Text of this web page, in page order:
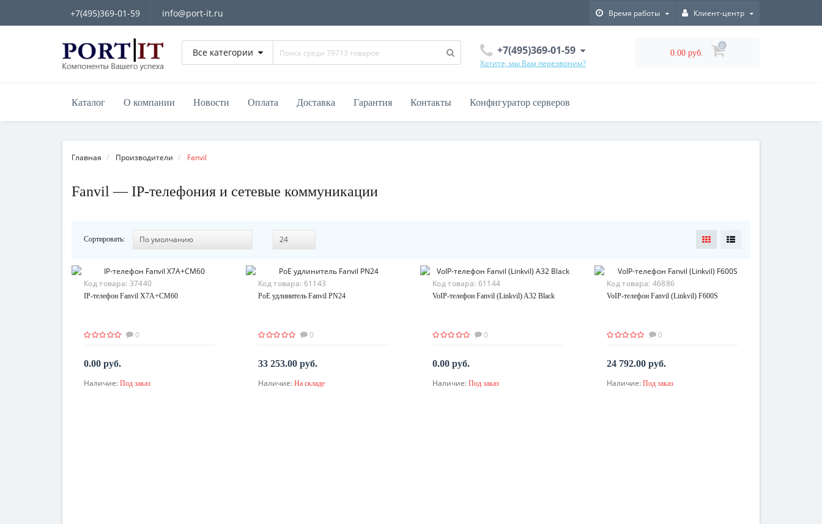
+7(495)369-01-59 info@port-it.ru Время работы Клиент-центр
Все категории +7(495)369-01-59
Хотите, мы Вам перезвоним?
0.00 руб.
0
Каталог О компании Новости Оплата Доставка Гарантия Контакты Конфигуратор серверов
Главная Производители Fanvil
Fanvil — IP-телефония и сетевые коммуникации
Сортировать:
Код товара: 37440
IP-телефон Fanvil X7A+CM60
0
0.00 руб.
По запросу
Наличие: Под заказ
Код товара: 61143
PoE удлинитель Fanvil PN24
0
33 253.00 руб.
В корзину
Наличие: На складе
Код товара: 61144
VoIP-телефон Fanvil (Linkvil) A32 Black
0
0.00 руб.
По запросу
Наличие: Под заказ
Код товара: 46886
VoIP-телефон Fanvil (Linkvil) F600S
0
24 792.00 руб.
По запросу
Наличие: Под заказ